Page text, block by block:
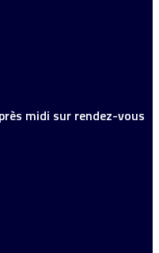
midi sur rendez-vous